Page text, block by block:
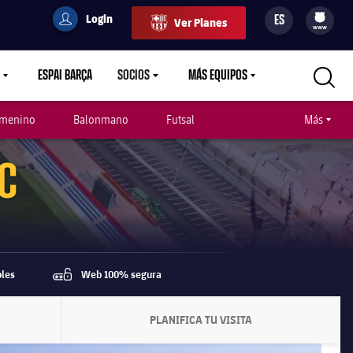
userCulers
Login Ver Planes ES
filled-badge
www
ESPAI BARÇA SOCIOSLABEL.ARIA.CARETDOWN
MÁS EQUIPOSLABEL.ARIA.CARETDOWN
Balonmano Futsal Más
password
Web 100% segura
PLANIFICA TU VISITA
LABEL.ARIA.CHEVRONRIGHT